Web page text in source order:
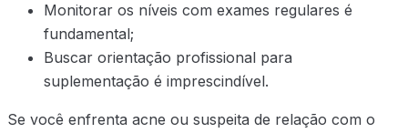
Monitorar os níveis com exames regulares é
fundamental;
Buscar orientação profissional para
suplementação é imprescindível.
Se você enfrenta acne ou suspeita de relação com o